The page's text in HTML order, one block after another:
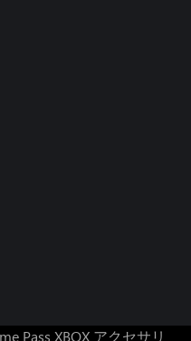
500獲得）
を回復）
Pass XBOX アクセサリ